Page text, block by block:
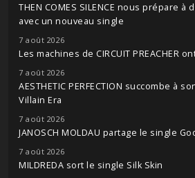
THEN COMES SILENCE nous prépare à
avec un nouveau single
7 août 2026
Les machines de CIRCUIT PREACHER
7 août 2026
AESTHETIC PERFECTION succombe à
Villain Era
7 août 2026
JANOSCH MOLDAU partage le single
7 août 2026
MILDREDA sort le single Silk Skin